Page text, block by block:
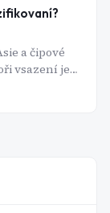
a čipové
vsazení jen